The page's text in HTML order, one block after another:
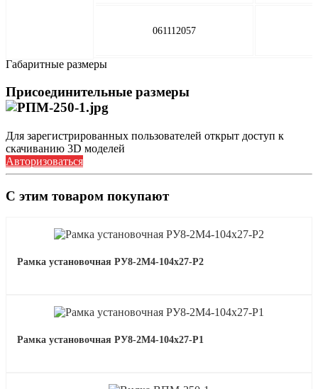
061112057
Габаритные размеры
Присоединительные размеры
Для зарегистрированных пользователей открыт доступ к
скачиванию 3D моделей
Авторизоваться
С этим товаром покупают
Рамка установочная РУ8-2М4-104х27-Р2
Рамка установочная РУ8-2М4-104х27-Р1